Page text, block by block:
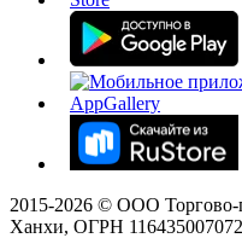
2015-2026 © ООО Торгово-
Ханхи, ОГРН